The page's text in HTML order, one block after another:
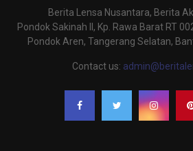
Berita Lensa Nusantara, Berita
Pondok Sakinah II, Kp. Rawa Barat RT
Pondok Aren, Tangerang Selatan,
Contact us: